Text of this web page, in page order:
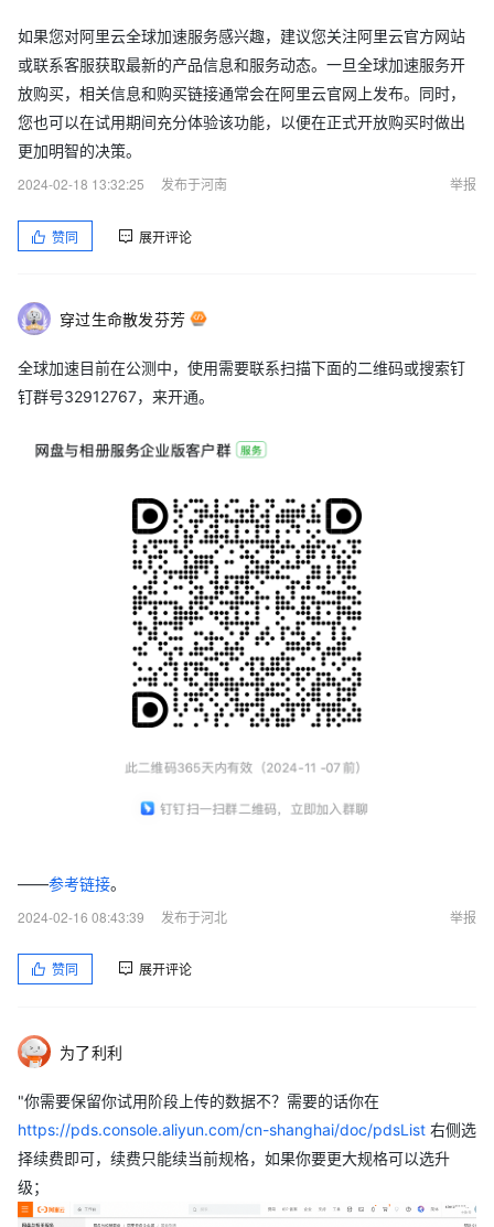
如果您对阿里云全球加速服务感兴趣，建议您关注阿里云官方网站
或联系客服获取最新的产品信息和服务动态。一旦全球加速服务开
放购买，相关信息和购买链接通常会在阿里云官网上发布。同时，
您也可以在试用期间充分体验该功能，以便在正式开放购买时做出
更加明智的决策。
2024-02-18 13:32:25
发布于河南 举报
赞同 展开评论
穿过生命散发芬芳
全球加速目前在公测中，使用需要联系扫描下面的二维码或搜索钉
钉群号32912767，来开通。
——参考链接。
2024-02-16 08:43:39
发布于河北 举报
赞同 展开评论
为了利利
"你需要保留你试用阶段上传的数据不？需要的话你在
https://pds.console.aliyun.com/cn-shanghai/doc/pdsList 右侧选
择续费即可，续费只能续当前规格，如果你要更大规格可以选升
级；